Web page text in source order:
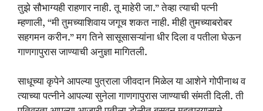
तुझे सौभाग्यही राहणार नाही. तू माहेरी जा.” तेव्हा त्याची पत्नी
म्हणाली, “मी तुमच्याशिवाय जगूच शकत नाही. मीही तुमच्याबरोबर
सहगमन करीन.” मग तिने सासूसासऱ्यांना धीर दिला व पतीला घेऊन
गाणगापुरास जाण्याची अनुज्ञा मागितली.
साधूच्या कृपेने आपल्या पुत्राला जीवदान मिळेल या आशेने गोपीनाथ व
त्याच्या पत्नीने आपल्या सुनेला गाणगापुरास जाण्याची संमती दिली. ती